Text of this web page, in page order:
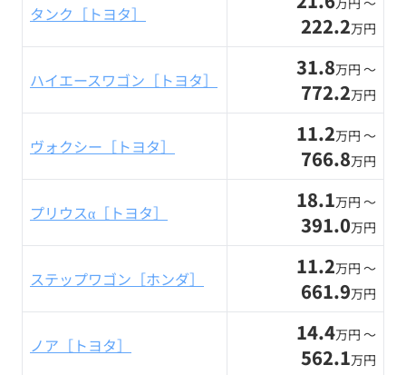
タンク［トヨタ］ 222.2万円
ハイエースワゴン［トヨタ］ 31.8万円 〜
772.2万円
ヴォクシー［トヨタ］ 11.2万円 〜
766.8万円
プリウスα［トヨタ］ 18.1万円 〜
391.0万円
ステップワゴン［ホンダ］ 11.2万円 〜
661.9万円
ノア［トヨタ］ 14.4万円 〜
562.1万円